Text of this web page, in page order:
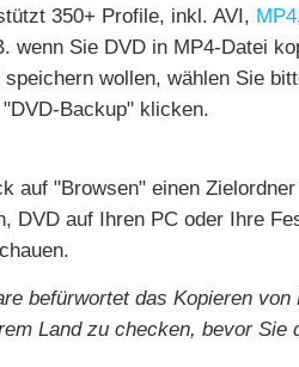
350+ Profile, inkl. AVI, MP4
wenn Sie DVD in MP4-Datei
wollen, wählen Sie
Backup" klicken.
auf "Browsen" einen
DVD auf Ihren PC oder Ihre
befürwortet das Kopieren
Land zu checken, bevor Sie